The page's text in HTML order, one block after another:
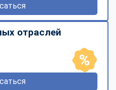
отраслей